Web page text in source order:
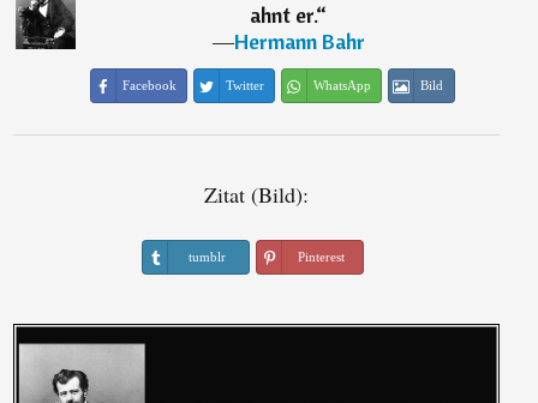
ahnt er.“
―Hermann Bahr
Facebook Twitter WhatsApp Bild
Zitat (Bild):
tumblr Pinterest